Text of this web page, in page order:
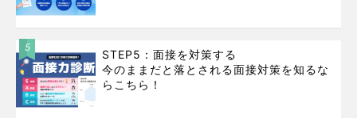
5
STEP5：面接を対策する
今のままだと落とされる面接対策を知るな
らこちら！